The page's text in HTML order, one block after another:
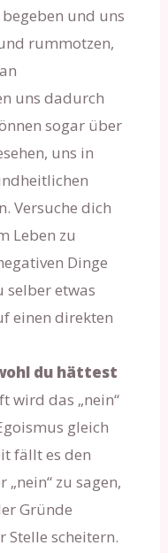
und uns
rummotzen,
uns dadurch
sogar über
uns in
Versuche dich
Leben zu
Dinge
selber etwas
einen direkten
du hättest
wird das „nein“
gleich
fällt es den
zu sagen,
Gründe
Stelle scheitern.